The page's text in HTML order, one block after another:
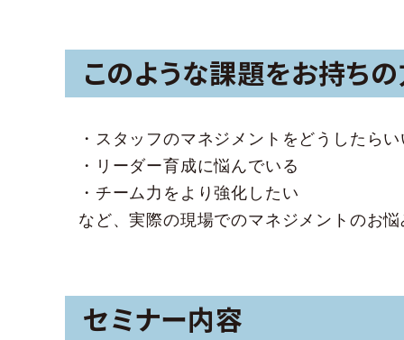
このような課題をお持ち
・スタッフのマネジメントをどうしたら
・リーダー育成に悩んでいる
・チーム力をより強化したい
など、実際の現場でのマネジメントのお
セミナー内容